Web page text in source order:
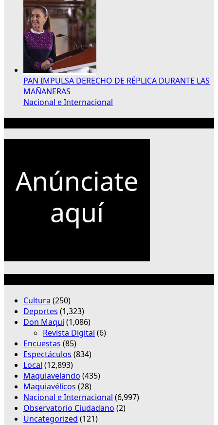
PAN IMPULSA DERECHO DE RÉPLICA DURANTE LAS
MAÑANERAS
Nacional e Internacional
Cultura (250)
Deportes (1,323)
Don Maqui (1,086)
Revista Digital (6)
Encuestas (85)
Espectáculos (834)
Local (12,893)
Maquiavelando (435)
Maquiavélicos (28)
Nacional e Internacional (6,997)
Observatorio Ciudadano (2)
Uncategorized (121)